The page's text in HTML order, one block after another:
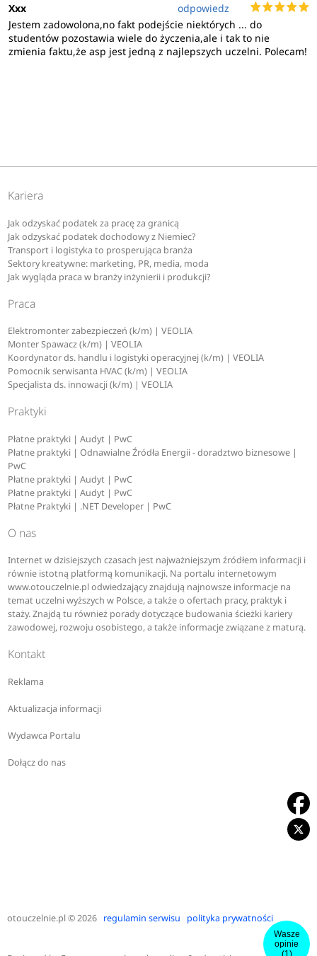
Xxx
odpowiedz
Jestem zadowolona,no fakt podejście niektórych ... do
studentów pozostawia wiele do życzenia,ale i tak to nie
zmienia faktu,że asp jest jedną z najlepszych uczelni. Polecam!
Wasze
opinie
Kariera
Jak odzyskać podatek za pracę za granicą
Jak odzyskać podatek dochodowy z Niemiec?
Transport i logistyka to prosperująca branża
Sektory kreatywne: marketing, PR, media, moda
Jak wygląda praca w branży inżynierii i produkcji?
Praca
Elektromonter zabezpieczeń (k/m) | VEOLIA
Monter Spawacz (k/m) | VEOLIA
Koordynator ds. handlu i logistyki operacyjnej (k/m) | VEOLIA
Pomocnik serwisanta HVAC (k/m) | VEOLIA
Specjalista ds. innowacji (k/m) | VEOLIA
Praktyki
Płatne praktyki | Audyt | PwC
Płatne praktyki | Odnawialne Źródła Energii - doradztwo biznesowe |
PwC
Płatne praktyki | Audyt | PwC
Płatne praktyki | Audyt | PwC
Płatne Praktyki | .NET Developer | PwC
O nas
Internet w dzisiejszych czasach jest najważniejszym źródłem informacji i
równie istotną platformą komunikacji. Na portalu internetowym
www.otouczelnie.pl odwiedzający znajdują najnowsze informacje na
temat uczelni wyższych w Polsce, a także o ofertach pracy, praktyk i
staży. Znajdą tu również porady dotyczące budowania ścieżki kariery
zawodowej, rozwoju osobistego, a także informacje związane z maturą.
Kontakt
Reklama
Aktualizacja informacji
Wydawca Portalu
Dołącz do nas
otouczelnie.pl© 2026 regulamin serwisu polityka prywatności